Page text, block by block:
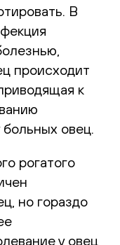
В
происходит
к
овец.
рогатого
но гораздо
у овец